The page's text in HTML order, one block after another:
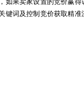
词及控制竞价获取精准